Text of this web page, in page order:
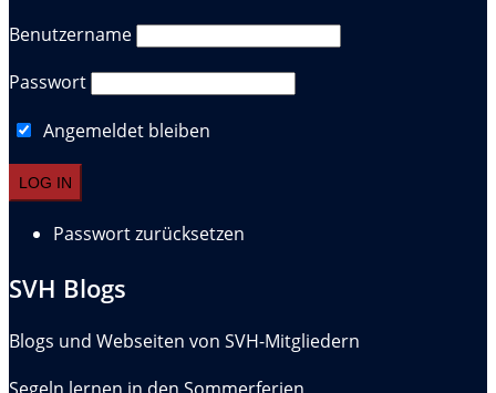
Benutzername
Passwort
Angemeldet bleiben
Passwort zurücksetzen
SVH Blogs
Blogs und Webseiten von SVH-Mitgliedern